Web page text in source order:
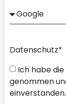
Datenschutz*
Ich habe
genommen
einverstanden.